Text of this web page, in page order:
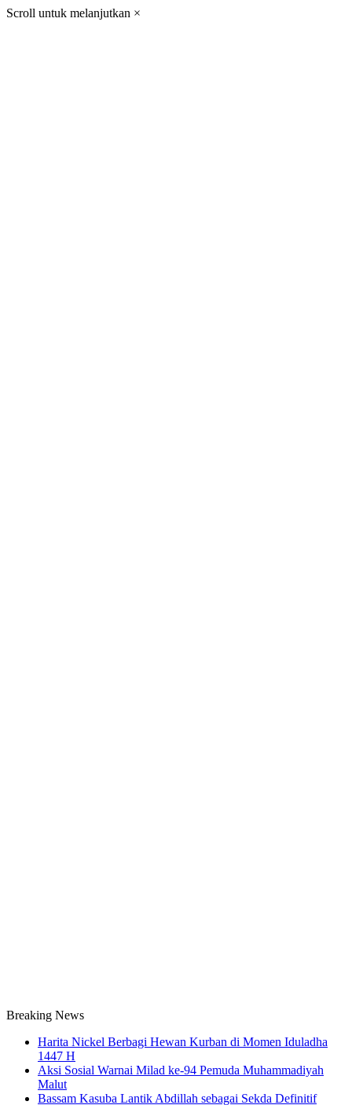
Scroll untuk melanjutkan ×
Breaking News
Harita Nickel Berbagi Hewan Kurban di Momen Iduladha
1447 H
Aksi Sosial Warnai Milad ke-94 Pemuda Muhammadiyah
Malut
Bassam Kasuba Lantik Abdillah sebagai Sekda Definitif